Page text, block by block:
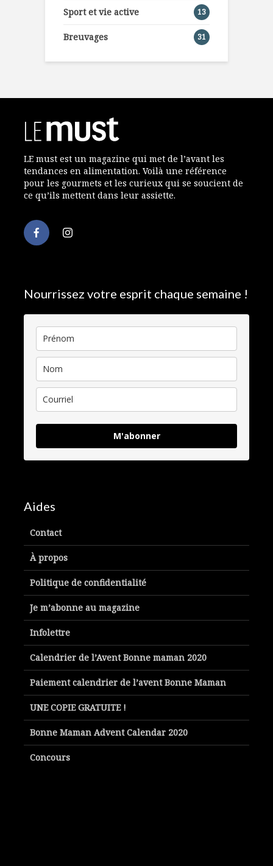
Sport et vie active 13
Breuvages 31
LE must est un magazine qui met de l’avant les
tendances en alimentation. Voilà une référence
pour les gourmets et les curieux qui se soucient de
ce qu’ils mettent dans leur assiette.
Nourrissez votre esprit chaque semaine !
M'abonner
Aides
Contact
À propos
Politique de confidentialité
Je m’abonne au magazine
Infolettre
Calendrier de l’Avent Bonne maman 2020
Paiement calendrier de l’avent Bonne Maman
UNE COPIE GRATUITE !
Bonne Maman Advent Calendar 2020
Concours